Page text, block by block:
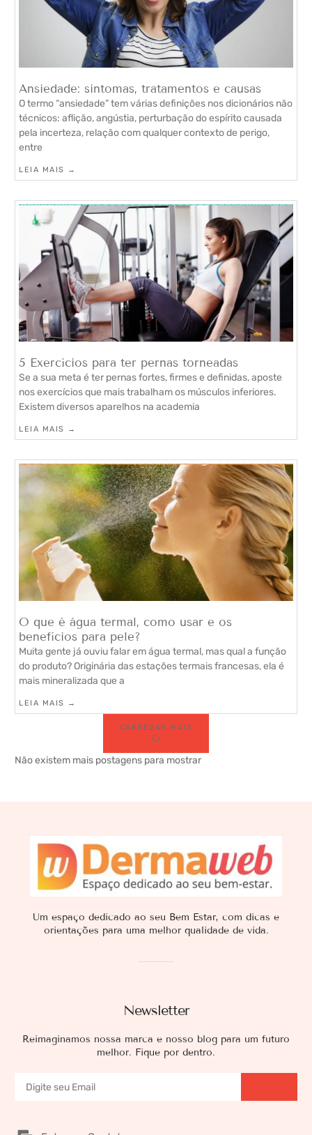
Ansiedade: sintomas, tratamentos e causas
O termo “ansiedade” tem várias definições nos dicionários não
técnicos: aflição, angústia, perturbação do espírito causada
pela incerteza, relação com qualquer contexto de perigo,
entre
LEIA MAIS →
5 Exercícios para ter pernas torneadas
Se a sua meta é ter pernas fortes, firmes e definidas, aposte
nos exercícios que mais trabalham os músculos inferiores.
Existem diversos aparelhos na academia
LEIA MAIS →
O que é água termal, como usar e os
benefícios para pele?
Muita gente já ouviu falar em água termal, mas qual a função
do produto? Originária das estações termais francesas, ela é
mais mineralizada que a
LEIA MAIS →
CARREGAR MAIS
Não existem mais postagens para mostrar
Newsletter
Reimaginamos nossa marca e nosso blog para um futuro
melhor. Fique por dentro.
Um espaço dedicado ao seu Bem Estar, com dicas e
orientações para uma melhor qualidade de vida.